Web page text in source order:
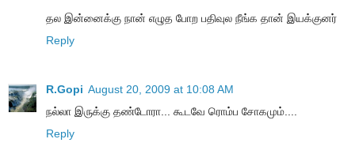
தல இன்னைக்கு நான் எழுத போற பதிவுல நீங்க தான் இயக்குனர்
Reply
R.Gopi August 20, 2009 at 10:08 AM
ந‌ல்லா இருக்கு த‌ண்டோரா... கூட‌வே ரொம்ப‌ சோகமும்....
Reply